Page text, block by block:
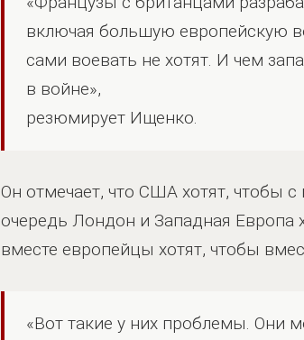
включая большую европейскую
сами воевать не хотят. И чем
в войне»,
резюмирует Ищенко.
Он отмечает, что США хотят, чтобы
очередь Лондон и Западная Европа
вместе европейцы хотят, чтобы
«Вот такие у них проблемы. Они